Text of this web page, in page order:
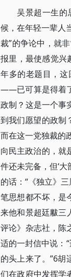
吴景超一生的
候，在年轻一辈人
裁”的争论中，就
报里，最使感觉兴
年多的老题目，
——已可算是得着
政制？这是一个事
到我们愿望的政制
而在这一党独裁的
向民主政治的，就
件还未完备，但‘
的话：“《独立》
笔思想都不坏，是
来他和景超廷黻三
评论》杂志社，陈
适的一封信中说：
的头上来了。”6
们在政府中发挥学